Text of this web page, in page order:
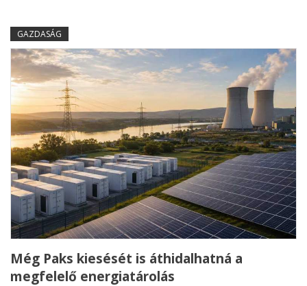
GAZDASÁG
Még Paks kiesését is áthidalhatná a
megfelelő energiatárolás